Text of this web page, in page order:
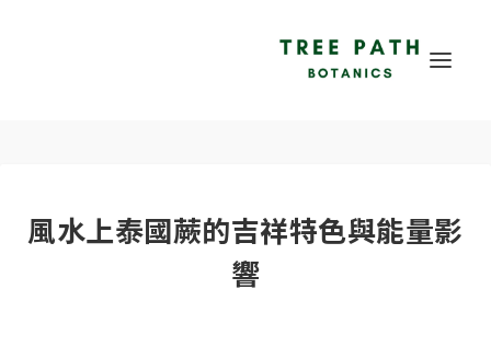
風水上泰國蕨的吉祥特色與能量影
響